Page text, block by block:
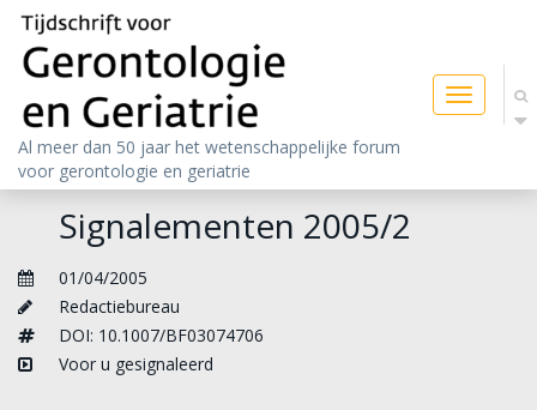
Toggle
navigation
Al meer dan 50 jaar het wetenschappelijke forum
voor gerontologie en geriatrie
Signalementen 2005/2
01/04/2005
Redactiebureau
DOI: 10.1007/BF03074706
Voor u gesignaleerd